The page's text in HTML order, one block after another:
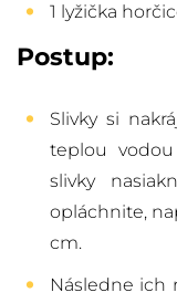
1 lyžička
Postup:
Slivky si
teplou
slivky
opláchnite,
cm.
Následne ich